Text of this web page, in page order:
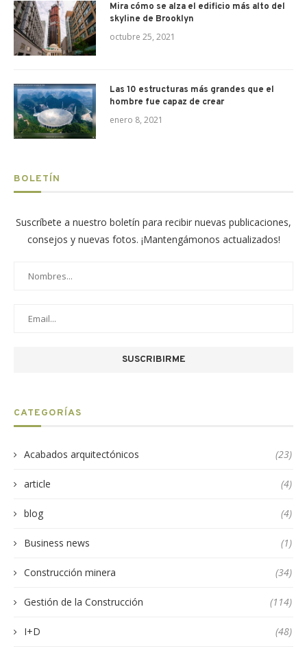
Mira cómo se alza el edificio más alto del
skyline de Brooklyn
octubre 25, 2021
Las 10 estructuras más grandes que el
hombre fue capaz de crear
enero 8, 2021
BOLETÍN
Suscríbete a nuestro boletín para recibir nuevas publicaciones,
consejos y nuevas fotos. ¡Mantengámonos actualizados!
CATEGORÍAS
Acabados arquitectónicos (23)
article (4)
blog (4)
Business news (1)
Construcción minera (34)
Gestión de la Construcción (114)
I+D (48)